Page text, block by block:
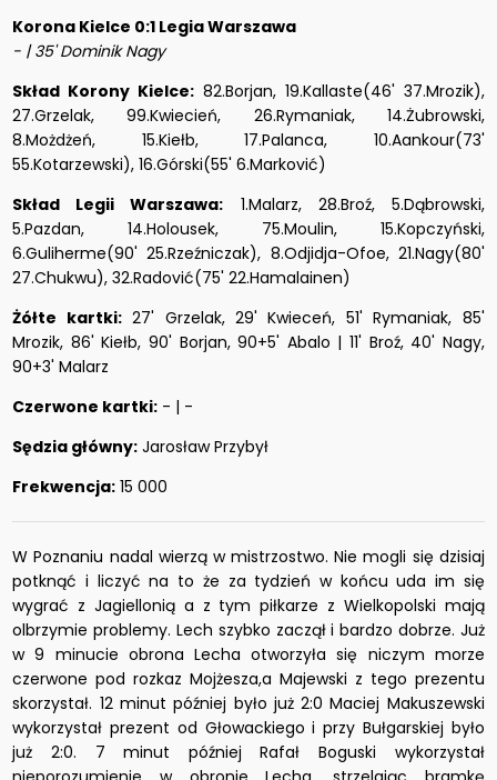
Korona Kielce 0:1 Legia Warszawa
- | 35' Dominik Nagy
Skład Korony Kielce: 82.Borjan, 19.Kallaste(46' 37.Mrozik),
27.Grzelak, 99.Kwiecień, 26.Rymaniak, 14.Żubrowski,
8.Możdżeń, 15.Kiełb, 17.Palanca, 10.Aankour(73'
55.Kotarzewski), 16.Górski(55' 6.Marković)
Skład Legii Warszawa: 1.Malarz, 28.Broź, 5.Dąbrowski,
5.Pazdan, 14.Holousek, 75.Moulin, 15.Kopczyński,
6.Guliherme(90' 25.Rzeźniczak), 8.Odjidja-Ofoe, 21.Nagy(80'
27.Chukwu), 32.Radović(75' 22.Hamalainen)
Żółte kartki:27' Grzelak, 29' Kwieceń, 51' Rymaniak, 85'
Mrozik, 86' Kiełb, 90' Borjan, 90+5' Abalo | 11' Broź, 40' Nagy,
90+3' Malarz
Czerwone kartki: - | -
Sędzia główny: Jarosław Przybył
Frekwencja: 15 000
W Poznaniu nadal wierzą w mistrzostwo. Nie mogli się dzisiaj
potknąć i liczyć na to że za tydzień w końcu uda im się
wygrać z Jagiellonią a z tym piłkarze z Wielkopolski mają
olbrzymie problemy. Lech szybko zaczął i bardzo dobrze. Już
w 9 minucie obrona Lecha otworzyła się niczym morze
czerwone pod rozkaz Mojżesza,a Majewski z tego prezentu
skorzystał. 12 minut później było już 2:0 Maciej Makuszewski
wykorzystał prezent od Głowackiego i przy Bułgarskiej było
już 2:0. 7 minut później Rafał Boguski wykorzystał